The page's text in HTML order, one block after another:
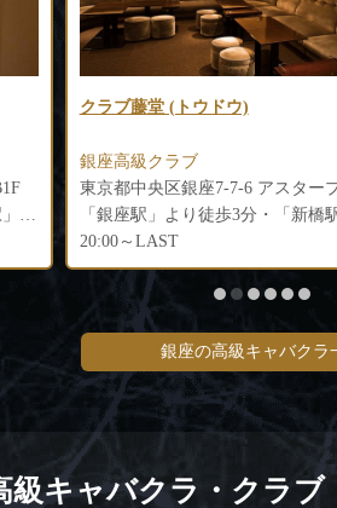
「銀座駅」より徒歩3分・「新橋駅」より徒歩5分
Nanae GINZA（ナナエ）
銀座高級クラブ
東京都中央区銀座8丁目6-9
20:00～LAST
銀座の高級キャバクラ
級キャバクラ・クラブ